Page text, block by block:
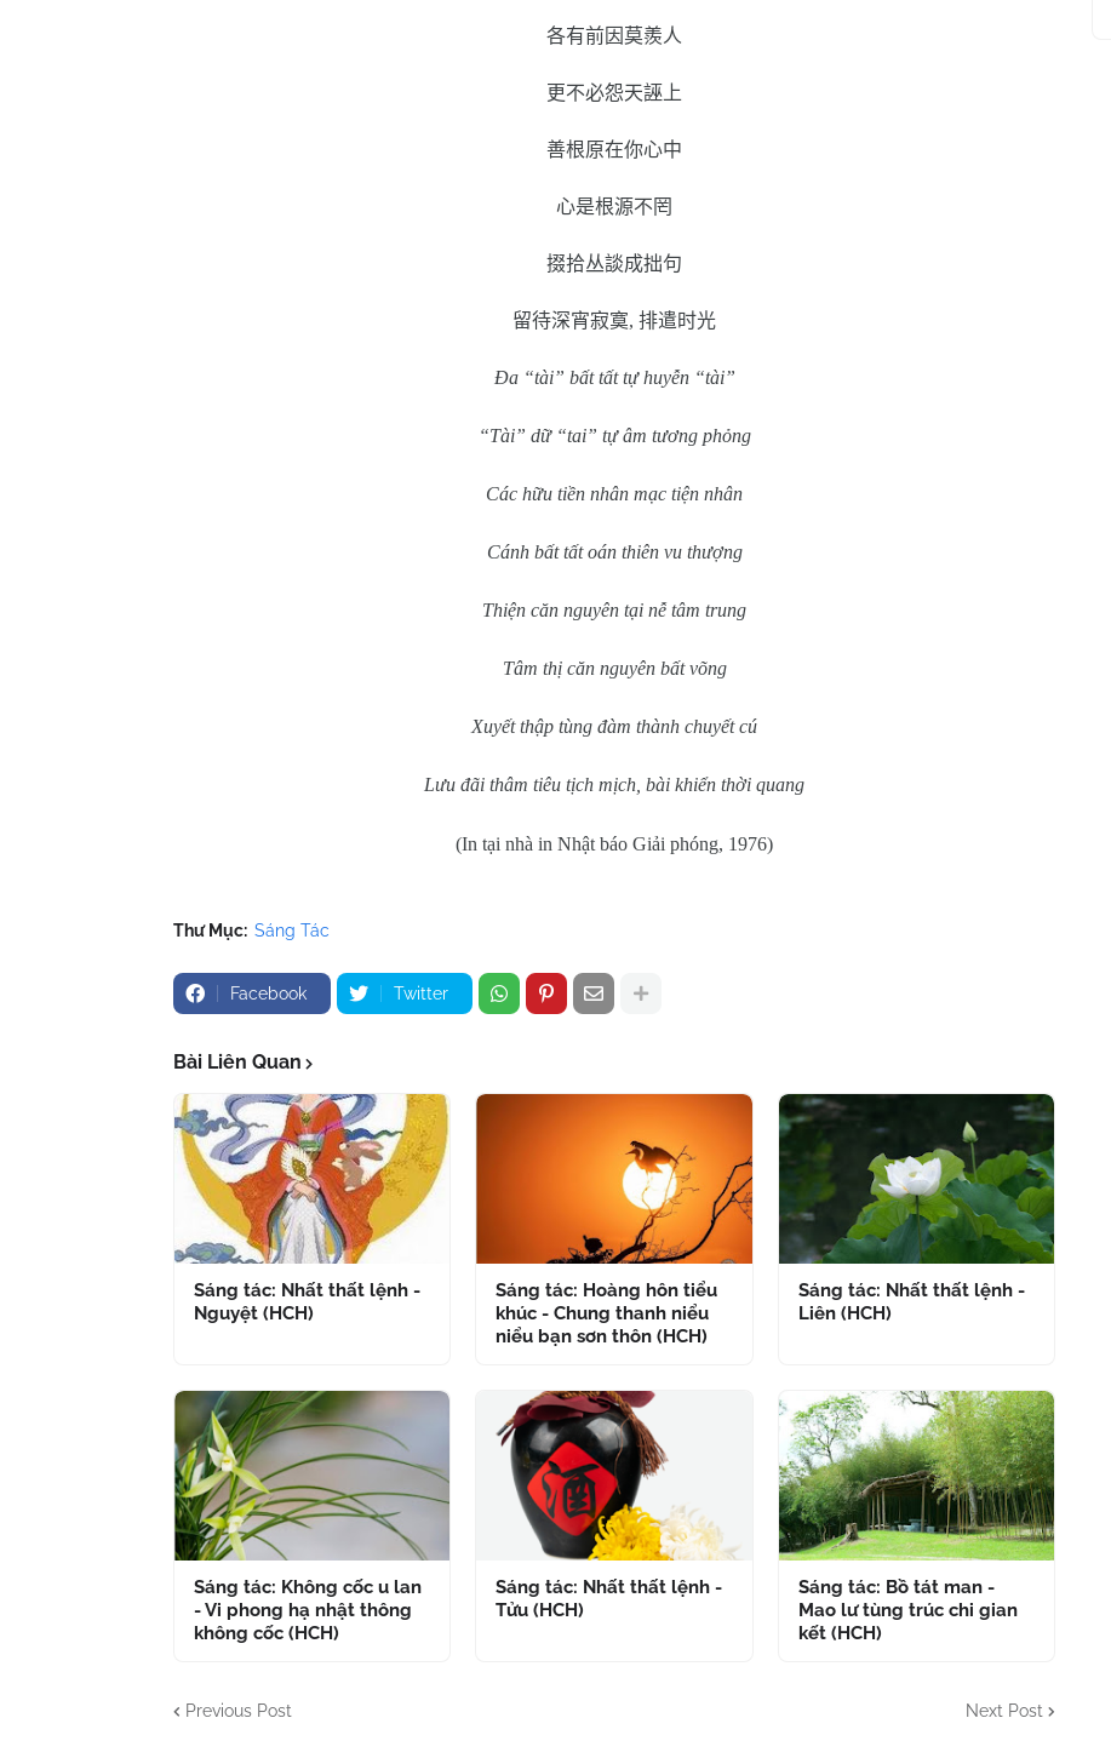
各有前因莫羨人
更不必怨天誣上
善根原在你心中
心是根源不罔
掇拾丛談成拙句
留待深宵寂寞, 排遣时光
Đa “tài” bất tất tự huyễn “tài”
“Tài” dữ “tai” tự âm tương phỏng
Các hữu tiền nhân mạc tiện nhân
Cánh bất tất oán thiên vu thượng
Thiện căn nguyên tại nễ tâm trung
Tâm thị căn nguyên bất võng
Xuyết thập tùng đàm thành chuyết cú
Lưu đãi thâm tiêu tịch mịch, bài khiển thời quang
(In tại nhà in Nhật báo Giải phóng, 1976)
Thư Mục: Sáng Tác
Facebook Twitter
Bài Liên Quan
Sáng tác: Nhất thất lệnh -
Nguyệt (HCH)
Sáng tác: Hoàng hôn tiểu
khúc - Chung thanh niểu
niểu bạn sơn thôn (HCH)
Sáng tác: Nhất thất lệnh -
Liên (HCH)
Sáng tác: Không cốc u lan
- Vi phong hạ nhật thông
không cốc (HCH)
Sáng tác: Nhất thất lệnh -
Tửu (HCH)
Sáng tác: Bồ tát man -
Mao lư tùng trúc chi gian
kết (HCH)
Previous Post Next Post